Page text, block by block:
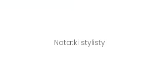
Notatki stylisty